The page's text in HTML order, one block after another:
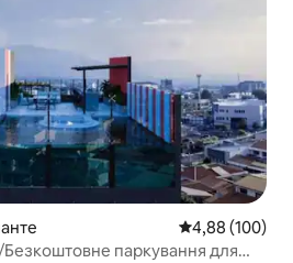
Середня
4,88 (100)
паркування для